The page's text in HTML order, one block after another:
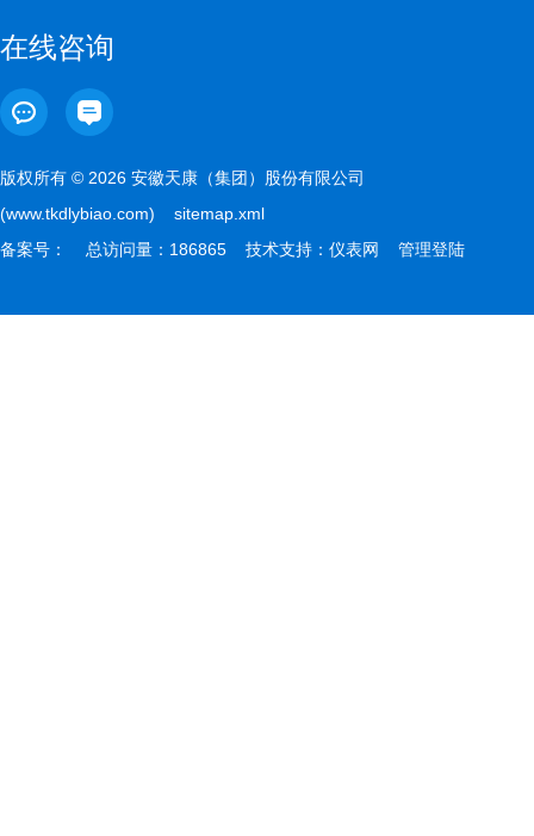
在线咨询
版权所有 © 2026 安徽天康（集团）股份有限公司
(www.tkdlybiao.com) sitemap.xml
备案号：
总访问量：186865 技术支持： 仪表网 管理登陆